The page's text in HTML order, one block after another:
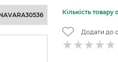
Кількість
Додати до